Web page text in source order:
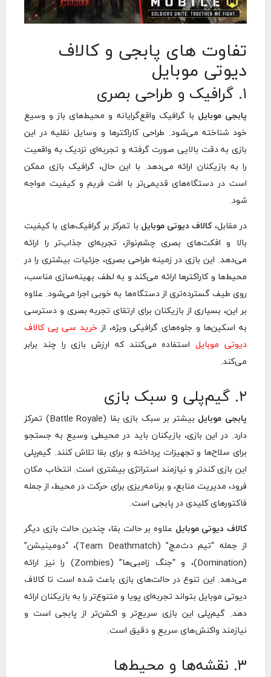
تفاوت های پابجی و کالاف
دیوتی موبایل
۱. گرافیک و طراحی بصری
پابجی موبایل با گرافیک واقع‌گرایانه و محیط‌های باز و وسیع
خود شناخته می‌شود. طراحی کاراکترها و وسایل نقلیه در این
بازی به دقت بالایی صورت گرفته و تجربه‌ای نزدیک به واقعیت
را به بازیکنان ارائه می‌دهد. با این حال، گرافیک بازی ممکن
است در دستگاه‌های قدیمی‌تر با افت فریم و کیفیت مواجه
شود.
در مقابل،کالاف دیوتی موبایل با تمرکز بر گرافیک‌های با کیفیت
بالا و افکت‌های بصری چشم‌نواز، تجربه‌ای جذاب‌تر را ارائه
می‌دهد. این بازی در زمینه طراحی بصری، جزئیات بیشتری را در
محیط‌ها و کاراکترها ارائه می‌کند و به لطف بهینه‌سازی مناسب،
روی طیف گسترده‌تری از دستگاه‌ها به خوبی اجرا می‌شود. علاوه
بر این، بسیاری از بازیکنان برای ارتقای تجربه بصری و دسترسی
به اسکین‌ها و جلوه‌های گرافیکی ویژه، از خرید سی پی کالاف
دیوتی موبایلاستفاده می‌کنند که ارزش بازی را چند برابر
می‌کند.
۲. گیم‌پلی و سبک بازی
پابجی موبایل
بیشتر بر سبک بازی بقا (Battle Royale) تمرکز
دارد. در این بازی، بازیکنان باید در محیطی وسیع به جستجو
برای سلاح‌ها و تجهیزات پرداخته و برای بقا تلاش کنند. گیم‌پلی
این بازی کندتر و نیازمند استراتژی بیشتری است. انتخاب مکان
فرود، مدیریت منابع، و برنامه‌ریزی برای حرکت در محیط، از جمله
فاکتورهای کلیدی در پابجی است.
کالاف دیوتی موبایل علاوه بر حالت بقا، چندین حالت بازی دیگر
از جمله “تیم دث‌مچ” (Team Deathmatch)، “دومینیشن”
(Domination)، و “جنگ زامبی‌ها” (Zombies) را نیز ارائه
می‌دهد. این تنوع در حالت‌های بازی باعث شده است تا کالاف
دیوتی موبایل بتواند تجربه‌ای پویا و متنوع‌تر را به بازیکنان ارائه
دهد. گیم‌پلی این بازی سریع‌تر و اکشن‌تر از پابجی است و
نیازمند واکنش‌های سریع و دقیق است.
۳. نقشه‌ها و محیط‌ها